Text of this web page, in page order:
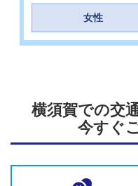
女性
横須賀での交
今すぐ